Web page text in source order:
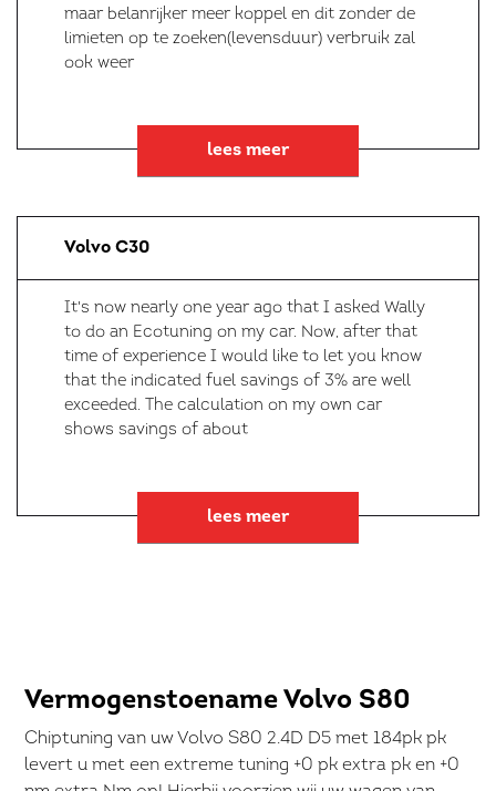
maar belanrijker meer koppel en dit zonder de
limieten op te zoeken(levensduur) verbruik zal
ook weer
lees meer
Volvo C30
It's now nearly one year ago that I asked Wally
to do an Ecotuning on my car. Now, after that
time of experience I would like to let you know
that the indicated fuel savings of 3% are well
exceeded. The calculation on my own car
shows savings of about
lees meer
Vermogenstoename Volvo S80
Chiptuning van uw Volvo S80 2.4D D5 met 184pk pk
levert u met een extreme tuning +0 pk extra pk en +0